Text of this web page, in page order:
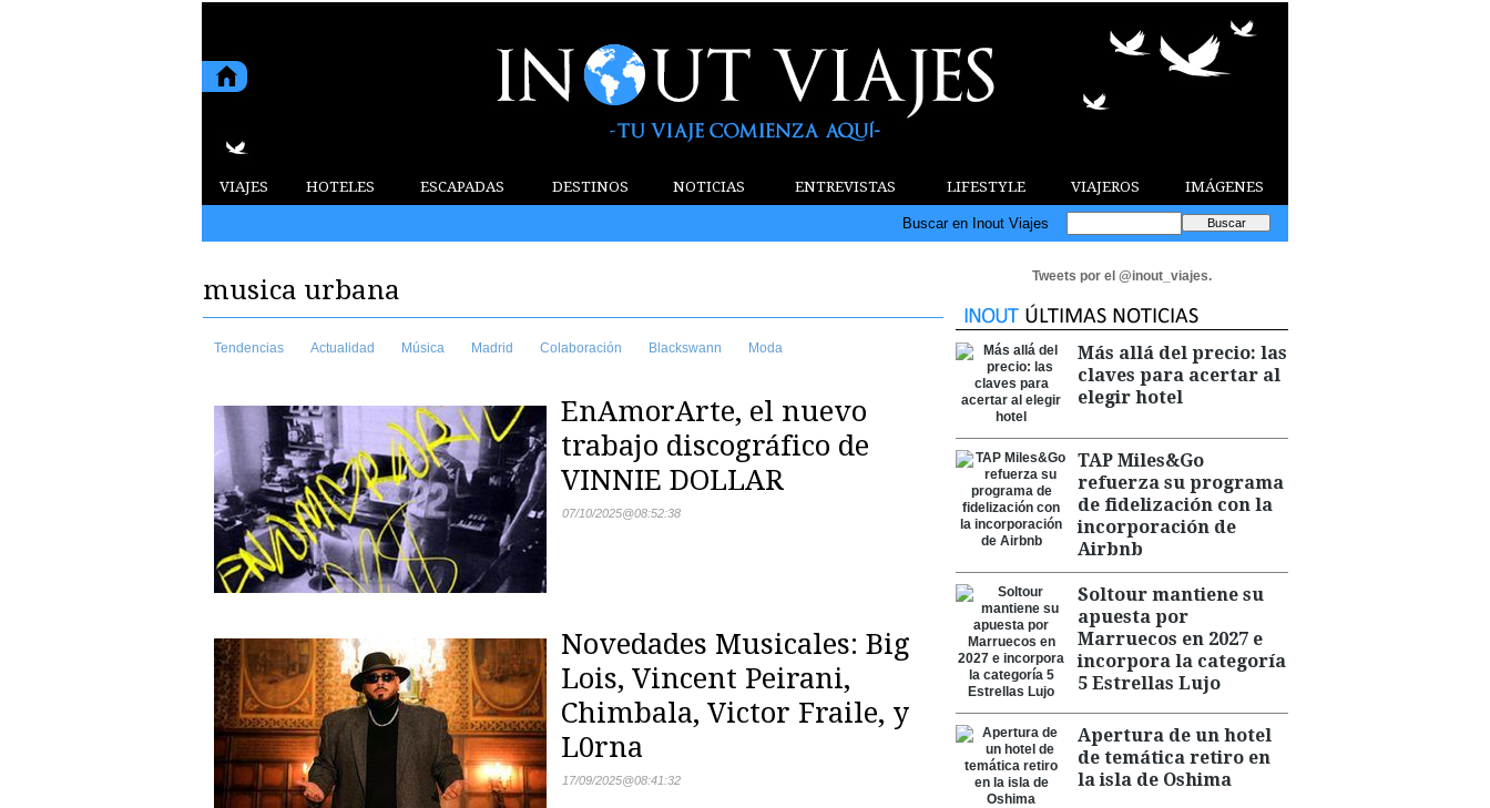
VIAJES HOTELES ESCAPADAS DESTINOS NOTICIAS ENTREVISTAS LIFESTYLE VIAJEROS IMÁGENES
Buscar en Inout Viajes
musica urbana
Tendencias Actualidad Música Madrid Colaboración Blackswann Moda
EnAmorArte, el nuevo
trabajo discográfico de
VINNIE DOLLAR
07/10/2025@08:52:38
Novedades Musicales: Big
Lois, Vincent Peirani,
Chimbala, Victor Fraile, y
L0rna
17/09/2025@08:41:32
Tweets por el @inout_viajes.
Más allá del precio: las
claves para acertar al
elegir hotel
TAP Miles&Go
refuerza su programa
de fidelización con la
incorporación de
Airbnb
Soltour mantiene su
apuesta por
Marruecos en 2027 e
incorpora la categoría
5 Estrellas Lujo
Apertura de un hotel
de temática retiro en
la isla de Oshima